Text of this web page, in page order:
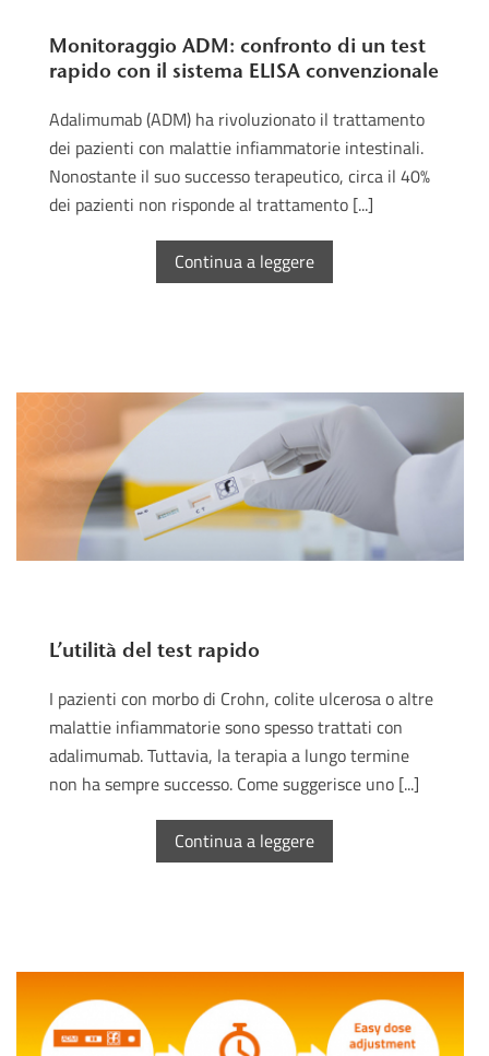
Monitoraggio ADM: confronto di un test
rapido con il sistema ELISA convenzionale
Adalimumab (ADM) ha rivoluzionato il trattamento
dei pazienti con malattie infiammatorie intestinali.
Nonostante il suo successo terapeutico, circa il 40%
dei pazienti non risponde al trattamento [...]
Continua a leggere
L’utilità del test rapido
I pazienti con morbo di Crohn, colite ulcerosa o altre
malattie infiammatorie sono spesso trattati con
adalimumab. Tuttavia, la terapia a lungo termine
non ha sempre successo. Come suggerisce uno [...]
Continua a leggere